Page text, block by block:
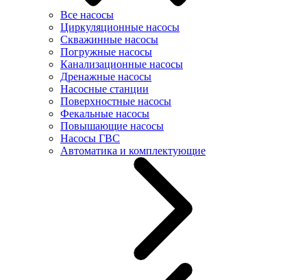
Все насосы
Циркуляционные насосы
Скважинные насосы
Погружные насосы
Канализационные насосы
Дренажные насосы
Насосные станции
Поверхностные насосы
Фекальные насосы
Повышающие насосы
Насосы ГВС
Автоматика и комплектующие